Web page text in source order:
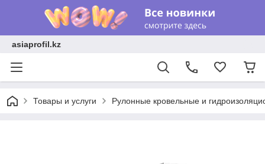
asiaprofil.kz
Товары и услуги Рулонные кровельные и